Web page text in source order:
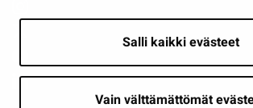
Salli kaikki evästeet
Vain välttämättömät